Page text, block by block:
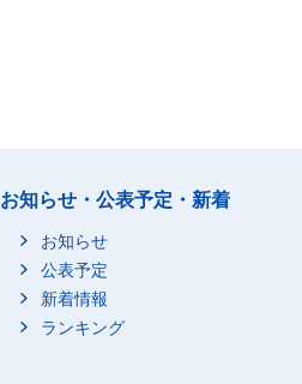
お知らせ・公表予定・新着
お知らせ
公表予定
新着情報
ランキング